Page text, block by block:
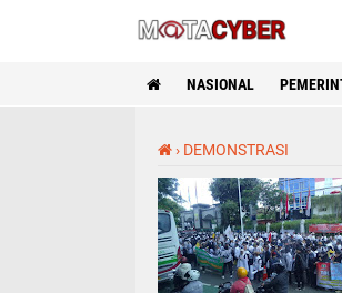
NASIONAL
› DEMONSTRASI